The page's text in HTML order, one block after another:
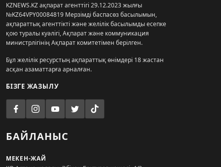
KZNEWS.KZ ақпарат агенттігі 29.12.2023 жылғы
№KZ64VPY00084819 Мерзімді баспасөз басылымын,
ақпараттық агенттікті және желілік басылымды есепке
қою туралы куәлігі, Ақпарат және коммуникация
министрлігінің Ақпарат комитетімен берілген.
Бұл желілік ресурстың ақпараттық өнімдері 18 жастан
асқан азаматтарға арналған.
БІЗГЕ ЖАЗЫЛУ
БАЙЛАНЫС
МЕКЕН-ЖАЙ